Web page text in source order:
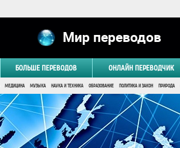
Мир переводов
БОЛЬШЕ ПЕРЕВОДОВ ОНЛАЙН ПЕРЕВОДЧИК
МЕДИЦИНА МУЗЫКА НАУКА И ТЕХНИКА ОБРАЗОВАНИЕ ПОЛИТИКА И ЗАКОН ПРИРОДА